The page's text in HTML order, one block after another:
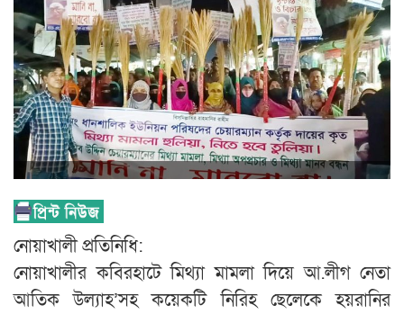
নোয়াখালী প্রতিনিধি:
নোয়াখালীর কবিরহাটে মিথ্যা মামলা দিয়ে আ.লীগ নেতা
আতিক উল্যাহ’সহ কয়েকটি নিরিহ ছেলেকে হয়রানির